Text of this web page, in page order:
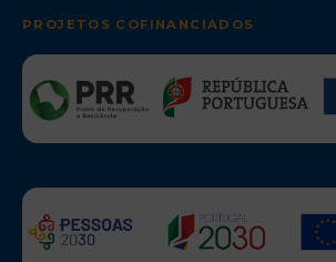
PROJETOS COFINANCIADOS